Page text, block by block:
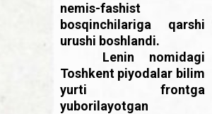
nemis-fashist
bosqinchilariga qarshi
urushi boshlandi.
Lenin nomidagi
Toshkent piyodalar bilim
yurti frontga
yuborilayotgan